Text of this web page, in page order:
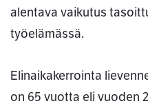
alentava vaikutus
työelämässä.
Elinaikakerrointa
on 65 vuotta eli vuoden